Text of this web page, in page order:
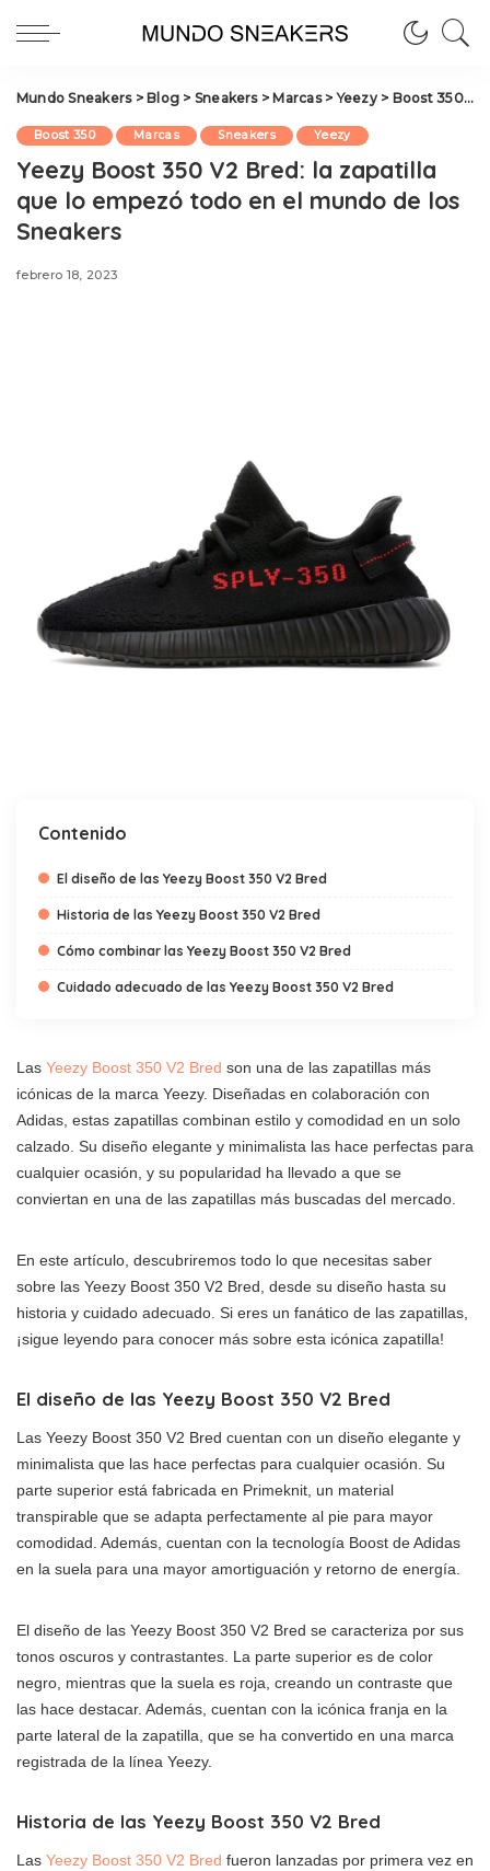
Mundo Sneakers> Blog > Sneakers> Marcas>Yeezy> Boost 350>
Boost 350 Marcas Sneakers Yeezy
Yeezy Boost 350 V2 Bred: la zapatilla
que lo empezó todo en el mundo de los
Sneakers
febrero 18, 2023
Contenido
El diseño de las Yeezy Boost 350 V2 Bred
Historia de las Yeezy Boost 350 V2 Bred
Cómo combinar las Yeezy Boost 350 V2 Bred
Cuidado adecuado de las Yeezy Boost 350 V2 Bred
Las Yeezy Boost 350 V2 Bred son una de las zapatillas más
icónicas de la marca Yeezy. Diseñadas en colaboración con
Adidas, estas zapatillas combinan estilo y comodidad en un solo
calzado. Su diseño elegante y minimalista las hace perfectas para
cualquier ocasión, y su popularidad ha llevado a que se
conviertan en una de las zapatillas más buscadas del mercado.
En este artículo, descubriremos todo lo que necesitas saber
sobre las Yeezy Boost 350 V2 Bred, desde su diseño hasta su
historia y cuidado adecuado. Si eres un fanático de las zapatillas,
¡sigue leyendo para conocer más sobre esta icónica zapatilla!
El diseño de las Yeezy Boost 350 V2 Bred
Las Yeezy Boost 350 V2 Bred cuentan con un diseño elegante y
minimalista que las hace perfectas para cualquier ocasión. Su
parte superior está fabricada en Primeknit, un material
transpirable que se adapta perfectamente al pie para mayor
comodidad. Además, cuentan con la tecnología Boost de Adidas
en la suela para una mayor amortiguación y retorno de energía.
El diseño de las Yeezy Boost 350 V2 Bred se caracteriza por sus
tonos oscuros y contrastantes. La parte superior es de color
negro, mientras que la suela es roja, creando un contraste que
las hace destacar. Además, cuentan con la icónica franja en la
parte lateral de la zapatilla, que se ha convertido en una marca
registrada de la línea Yeezy.
Historia de las Yeezy Boost 350 V2 Bred
Las Yeezy Boost 350 V2 Bred fueron lanzadas por primera vez en